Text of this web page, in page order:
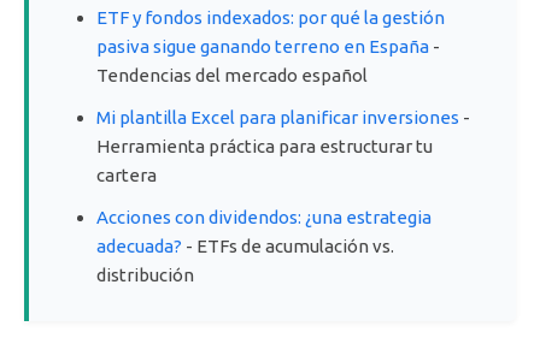
ETF y fondos indexados: por qué la gestión
pasiva sigue ganando terreno en España -
Tendencias del mercado español
Mi plantilla Excel para planificar inversiones -
Herramienta práctica para estructurar tu
cartera
Acciones con dividendos: ¿una estrategia
adecuada? - ETFs de acumulación vs.
distribución